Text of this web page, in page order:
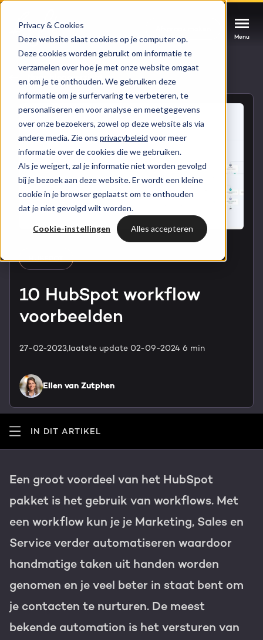
Privacy & Cookies
Deze website slaat cookies op je computer op.
Deze cookies worden gebruikt om informatie te
verzamelen over hoe je met onze website omgaat
en om je te onthouden. We gebruiken deze
informatie om je surfervaring te verbeteren, te
personaliseren en voor analyse en meetgegevens
over onze bezoekers, zowel op deze website als via
andere media. Zie ons privacybeleid voor meer
informatie over de cookies die we gebruiken.
Als je weigert, zal je informatie niet worden gevolgd
bij je bezoek aan deze website. Er wordt een kleine
cookie in je browser geplaatst om te onthouden
dat je niet gevolgd wilt worden.
Cookie-instellingen Alles accepteren
Menu
Menu
HUBSPOT SERVICES
HubSpot implementatie
HubSpot automations
HubSpot integraties
GROWTH SERVICES
Digital marketing
Content & design
AI services
WEBSITE SERVICES
HubSpot websites
Modules & templates
Membership portals
Cases
Branches
Bright
WELKOM BIJ BRIGHT
Team
Contact
HubSpot partner
Awards
Inspiratie
Blog
Events & webinars
HubSpot video's
Kennisbank
PORTAL REVIEW
Haal alles uit je HubSpot licentie
Gratis portal scan
Nederlands Zoek
Menu
Could not loads results. Please refresh the
page.
Naar blogoverzicht
HUBSPOT
10 HubSpot workflow
voorbeelden
27-02-2023,laatste update 02-09-2024 6 min
Ellen van Zutphen
IN DIT ARTIKEL
Een groot voordeel van het HubSpot
pakket is het gebruik van workflows. Met
een workflow kun je je Marketing, Sales en
Service verder automatiseren waardoor
handmatige taken uit handen worden
genomen en je veel beter in staat bent om
je contacten te nurturen. De meest
bekende automation is het versturen van